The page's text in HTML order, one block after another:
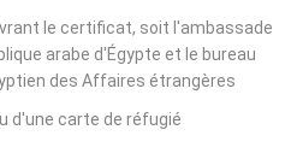
le certificat, soit l'ambassade
arabe d'Égypte et le bureau
des Affaires étrangères
d'une carte de réfugié